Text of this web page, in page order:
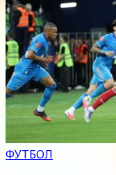
ФУТБОЛ